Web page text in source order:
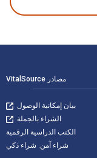
مصادر VitalSource
بيان إمكانية الوصول
الشراء بالجملة
الكتب الدراسية الرقمية
شراء آمن. شراء ذكي